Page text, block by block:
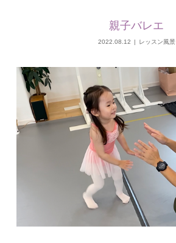
親子バレエ
2022.08.12 レッスン風景